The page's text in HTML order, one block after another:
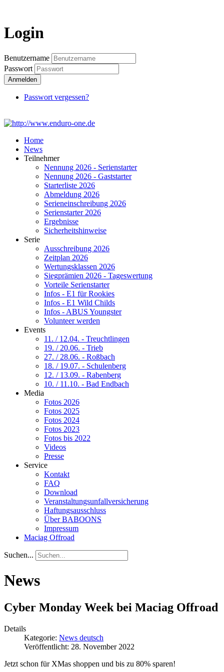
Login
Benutzername
Passwort
Anmelden
Passwort vergessen?
Home
News
Teilnehmer
Nennung 2026 - Serienstarter
Nennung 2026 - Gaststarter
Starterliste 2026
Abmeldung 2026
Serieneinschreibung 2026
Serienstarter 2026
Ergebnisse
Sicherheitshinweise
Serie
Ausschreibung 2026
Zeitplan 2026
Wertungsklassen 2026
Siegprämien 2026 - Tageswertung
Vorteile Serienstarter
Infos - E1 für Rookies
Infos - E1 Wild Childs
Infos - ABUS Youngster
Volunteer werden
Events
11. / 12.04. - Treuchtlingen
19. / 20.06. - Trieb
27. / 28.06. - Roßbach
18. / 19.07. - Schulenberg
12. / 13.09. - Rabenberg
10. / 11.10. - Bad Endbach
Media
Fotos 2026
Fotos 2025
Fotos 2024
Fotos 2023
Fotos bis 2022
Videos
Presse
Service
Kontakt
FAQ
Download
Veranstaltungsunfallversicherung
Haftungsausschluss
Über BABOONS
Impressum
Maciag Offroad
Suchen...
News
Cyber Monday Week bei Maciag Offroad
Details
Kategorie: News deutsch
Veröffentlicht: 28. November 2022
Jetzt schon für XMas shoppen und bis zu 80% sparen!